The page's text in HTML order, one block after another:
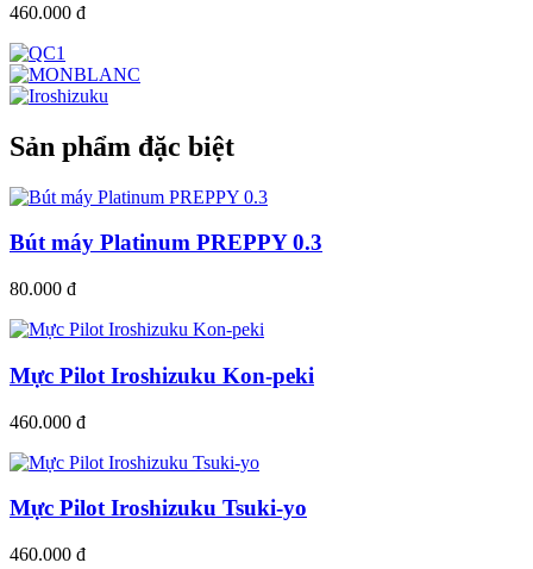
460.000 đ
Sản phẩm đặc biệt
Bút máy Platinum PREPPY 0.3
80.000 đ
Mực Pilot Iroshizuku Kon-peki
460.000 đ
Mực Pilot Iroshizuku Tsuki-yo
460.000 đ